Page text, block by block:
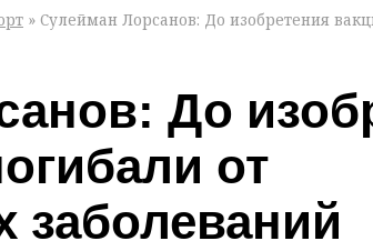
» Сулейман Лорсанов: До изобретения
До
от